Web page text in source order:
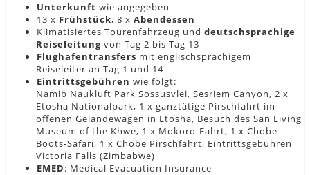
Unterkunft wie angegeben
13 x Frühstück, 8 x Abendessen
Klimatisiertes Tourenfahrzeug und deutschsprachige
Reiseleitungvon Tag 2 bis Tag 13
Flughafentransfers mit englischsprachigem
Reiseleiter an Tag 1 und 14
Eintrittsgebühren wie folgt:
Namib Naukluft Park Sossusvlei, Sesriem Canyon, 2 x
Etosha Nationalpark, 1 x ganztätige Pirschfahrt im
offenen Geländewagen in Etosha, Besuch des San Living
Museum of the Khwe, 1 x Mokoro-Fahrt, 1 x Chobe
Boots-Safari, 1 x Chobe Pirschfahrt, Eintrittsgebühren
Victoria Falls (Zimbabwe)
EMED: Medical Evacuation Insurance